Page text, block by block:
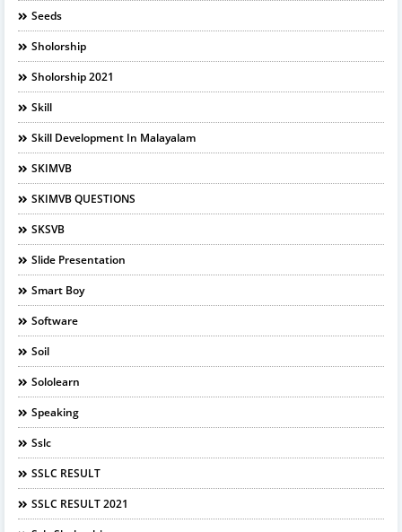
Seeds
Sholorship
Sholorship 2021
Skill
Skill Development In Malayalam
SKIMVB
SKIMVB QUESTIONS
SKSVB
Slide Presentation
Smart Boy
Software
Soil
Sololearn
Speaking
Sslc
SSLC RESULT
SSLC RESULT 2021